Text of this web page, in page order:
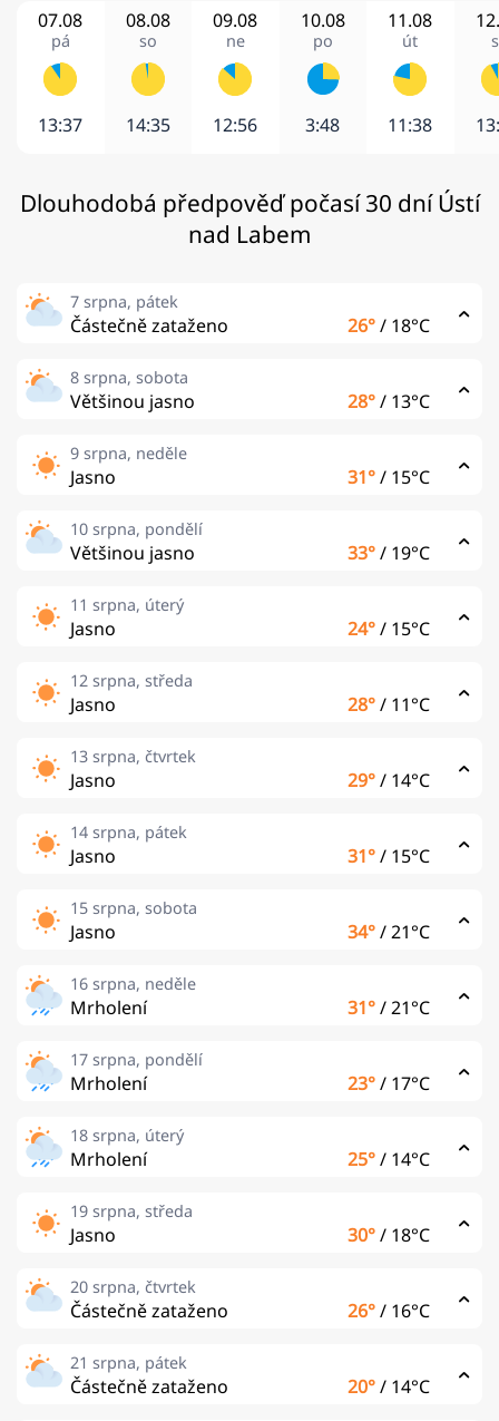
07.08
pá
13:37
08.08
so
14:35
09.08
ne
12:56
10.08
po
3:48
11.08
út
11:38
Dlouhodobá předpověď počasí 30 dní Ústí
nad Labem
7 srpna, pátek
Částečně zataženo 26°/ 18°C
8 srpna, sobota
Většinou jasno 28°/ 13°C
9 srpna, neděle
Jasno 31°/ 15°C
10 srpna, pondělí
Většinou jasno 33°/ 19°C
11 srpna, úterý
Jasno 24°/ 15°C
12 srpna, středa
Jasno 28°/ 11°C
13 srpna, čtvrtek
Jasno 29°/ 14°C
14 srpna, pátek
Jasno 31°/ 15°C
15 srpna, sobota
Jasno 34°/21°C
16 srpna, neděle
Mrholení 31°/21°C
17 srpna, pondělí
Mrholení 23°/ 17°C
18 srpna, úterý
Mrholení 25°/ 14°C
19 srpna, středa
Jasno 30°/ 18°C
20 srpna, čtvrtek
Částečně zataženo 26°/ 16°C
21 srpna, pátek
Částečně zataženo 20°/ 14°C